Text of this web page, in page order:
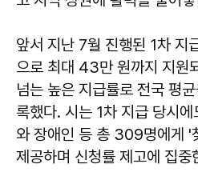
앞서 지난 7월 진행된 1차 지
으로 최대 43만 원까지 지원
넘는 높은 지급률로 전국 평
록했다. 시는 1차 지급 당시
와 장애인 등 총 309명에게 '
제공하며 신청률 제고에 집중